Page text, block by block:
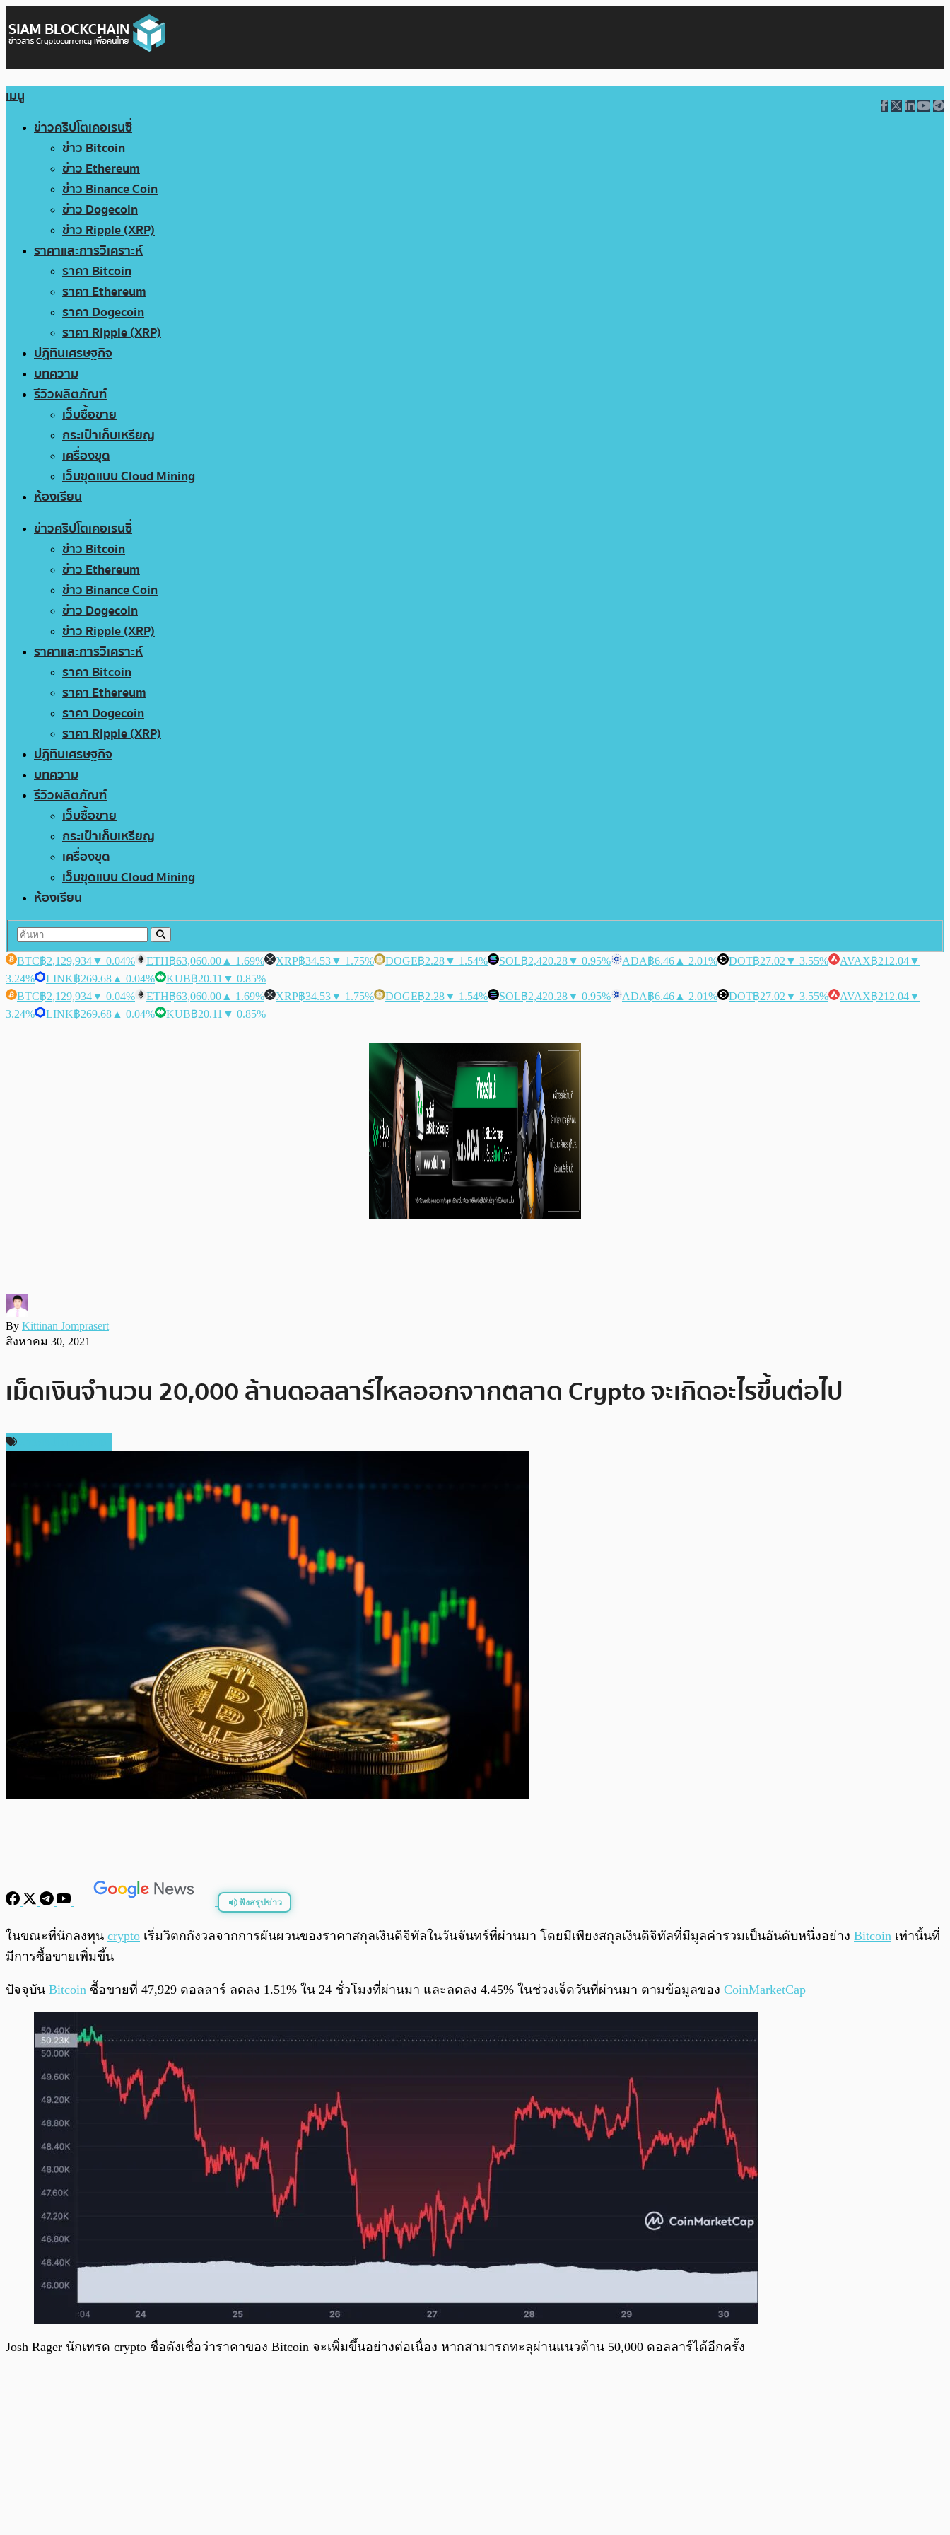
เมนู
ข่าวคริปโตเคอเรนซี่
ข่าว Bitcoin
ข่าว Ethereum
ข่าว Binance Coin
ข่าว Dogecoin
ข่าว Ripple (XRP)
ราคาและการวิเคราะห์
ราคา Bitcoin
ราคา Ethereum
ราคา Dogecoin
ราคา Ripple (XRP)
ปฏิทินเศรษฐกิจ
บทความ
รีวิวผลิตภัณฑ์
เว็บซื้อขาย
กระเป๋าเก็บเหรียญ
เครื่องขุด
เว็บขุดแบบ Cloud Mining
ห้องเรียน
ข่าวคริปโตเคอเรนซี่
ข่าว Bitcoin
ข่าว Ethereum
ข่าว Binance Coin
ข่าว Dogecoin
ข่าว Ripple (XRP)
ราคาและการวิเคราะห์
ราคา Bitcoin
ราคา Ethereum
ราคา Dogecoin
ราคา Ripple (XRP)
ปฏิทินเศรษฐกิจ
บทความ
รีวิวผลิตภัณฑ์
เว็บซื้อขาย
กระเป๋าเก็บเหรียญ
เครื่องขุด
เว็บขุดแบบ Cloud Mining
ห้องเรียน
BTC฿2,129,934▼ 0.04% ETH฿63,060.00 ▲ 1.69% XRP฿34.53▼ 1.75% DOGE฿2.28▼ 1.54% SOL฿2,420.28▼ 0.95% ADA฿6.46 ▲ 2.01% DOT฿27.02 ▼ 3.55% AVAX฿212.04▼
3.24%
LINK฿269.68 ▲ 0.04% KUB฿20.11 ▼ 0.85%
BTC฿2,129,934▼ 0.04% ETH฿63,060.00 ▲ 1.69% XRP฿34.53▼ 1.75% DOGE฿2.28▼ 1.54% SOL฿2,420.28▼ 0.95% ADA฿6.46 ▲ 2.01% DOT฿27.02 ▼ 3.55% AVAX฿212.04▼
3.24%
LINK฿269.68 ▲ 0.04% KUB฿20.11 ▼ 0.85%
By Kittinan Jomprasert
สิงหาคม 30, 2021
เม็ดเงินจำนวน 20,000 ล้านดอลลาร์ไหลออกจากตลาด Crypto จะเกิดอะไรขึ้นต่อไป
ฟังสรุปข่าว
พร้อมเล่น 0:00 0:00
ในขณะที่นักลงทุน crypto เริ่มวิตกกังวลจากการผันผวนของราคาสกุลเงินดิจิทัลในวันจันทร์ที่ผ่านมา โดยมีเพียงสกุลเงินดิจิทัลที่มีมูลค่ารวมเป็นอันดับหนึ่งอย่าง Bitcoin เท่านั้นที่
มีการซื้อขายเพิ่มขึ้น
ปัจจุบัน Bitcoin ซื้อขายที่ 47,929 ดอลลาร์ ลดลง 1.51% ใน 24 ชั่วโมงที่ผ่านมา และลดลง 4.45% ในช่วงเจ็ดวันที่ผ่านมา ตามข้อมูลของ CoinMarketCap
Josh Rager นักเทรด crypto ชื่อดังเชื่อว่าราคาของ Bitcoin จะเพิ่มขึ้นอย่างต่อเนื่อง หากสามารถทะลุผ่านแนวต้าน 50,000 ดอลลาร์ได้อีกครั้ง